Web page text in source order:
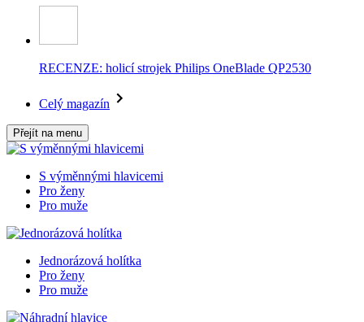
RECENZE: holicí strojek Philips OneBlade QP2530
Celý magazín
Přejít na menu
S výměnnými hlavicemi
Pro ženy
Pro muže
Jednorázová holítka
Pro ženy
Pro muže